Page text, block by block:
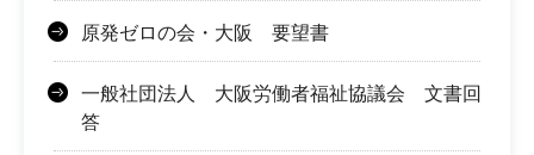
原発ゼロの会・大阪 要望書
一般社団法人 大阪労働者福祉協議会 文書回
答